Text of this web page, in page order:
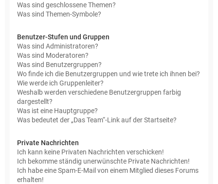
Was sind geschlossene Themen?
Was sind Themen-Symbole?
Benutzer-Stufen und Gruppen
Was sind Administratoren?
Was sind Moderatoren?
Was sind Benutzergruppen?
Wo finde ich die Benutzergruppen und wie trete ich ihnen bei?
Wie werde ich Gruppenleiter?
Weshalb werden verschiedene Benutzergruppen farbig
dargestellt?
Was ist eine Hauptgruppe?
Was bedeutet der „Das Team“-Link auf der Startseite?
Private Nachrichten
Ich kann keine Privaten Nachrichten verschicken!
Ich bekomme ständig unerwünschte Private Nachrichten!
Ich habe eine Spam-E-Mail von einem Mitglied dieses Forums
erhalten!